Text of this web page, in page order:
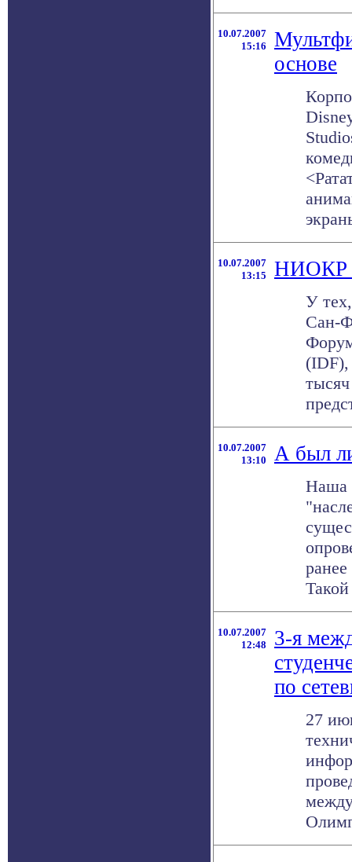
10.07.2007
15:16
основе
10.07.2007
13:15
НИОКР
У
Сан-
10.07.2007
13:10
А был
Наша
10.07.2007
12:48
3-я
по
27